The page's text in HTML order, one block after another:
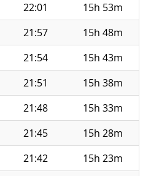
22:01
15h 53m
21:57
15h 48m
21:54
15h 43m
21:51
15h 38m
21:48
15h 33m
21:45
15h 28m
21:42
15h 23m